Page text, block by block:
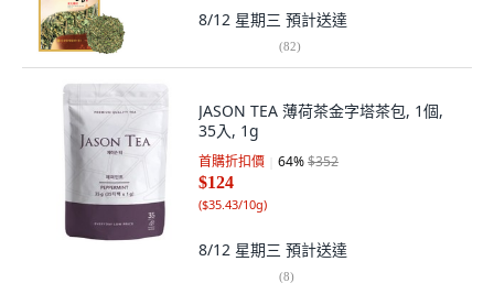
8/12 星期三 預計送達
(82)
JASON TEA 薄荷茶金字塔茶包, 1個,
35入, 1g
首購折扣價 64%$352
$124
($35.43/10g)
8/12 星期三 預計送達
(8)